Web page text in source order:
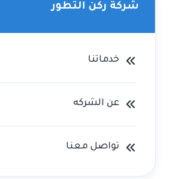
شركة ركن التطور
خدماتنا
عن الشركه
تواصل معنا